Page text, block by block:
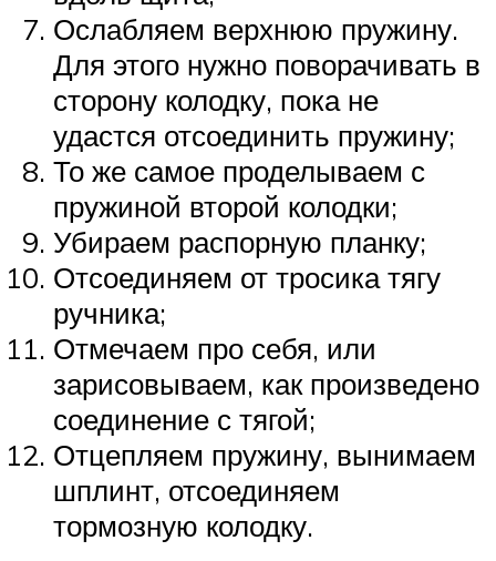
Ослабляем верхнюю пружину.
Для этого нужно поворачивать в
сторону колодку, пока не
удастся отсоединить пружину;
То же самое проделываем с
пружиной второй колодки;
Убираем распорную планку;
Отсоединяем от тросика тягу
ручника;
Отмечаем про себя, или
зарисовываем, как произведено
соединение с тягой;
Отцепляем пружину, вынимаем
шплинт, отсоединяем
тормозную колодку.